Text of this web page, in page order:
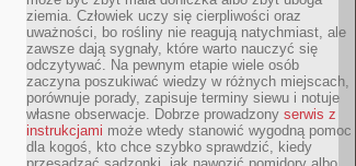
ziemia. Człowiek uczy się cierpliwości oraz
uważności, bo rośliny nie reagują natychmiast, ale
zawsze dają sygnały, które warto nauczyć się
odczytywać. Na pewnym etapie wiele osób
zaczyna poszukiwać wiedzy w różnych miejscach,
porównuje porady, zapisuje terminy siewu i notuje
własne obserwacje. Dobrze prowadzony serwis z
instrukcjami może wtedy stanowić wygodną pomoc
dla kogoś, kto chce szybko sprawdzić, kiedy